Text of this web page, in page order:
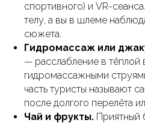
спортивного) и VR-
телу, а вы в шлеме
сюжета.
Гидромассаж или
— расслабление в тёплой
гидромассажными
часть туристы называют
после долгого перелёта
Чай и фрукты. Приятный